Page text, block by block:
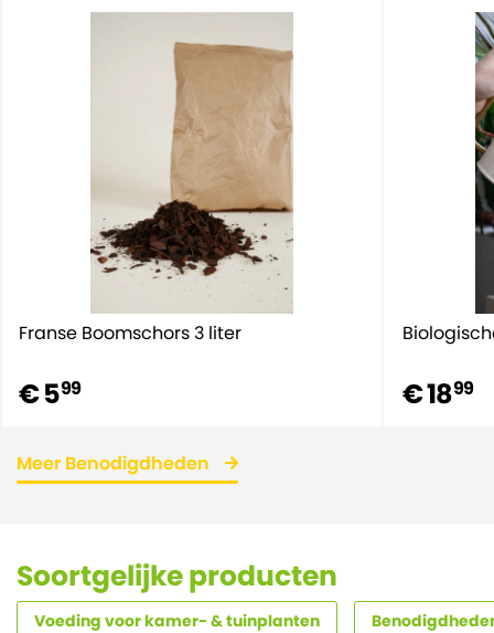
Franse Boomschors 3 liter
€ 599 € 1899
Meer Benodigdheden
Soortgelijke producten
Voeding voor kamer- & tuinplanten